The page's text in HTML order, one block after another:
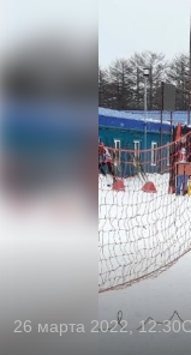
26 марта 2022, 12:30